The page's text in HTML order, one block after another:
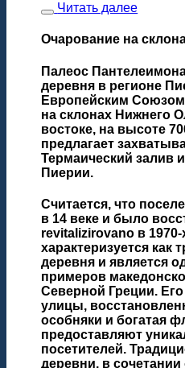
Читать далее
Очарование на
Палеос
деревня в регионе
Европейским
на склонах Нижнего
востоке, на высоте
предлагает
Термаический залив
Пиерии.
Считается, что
в 14 веке и было
revitalizirovano в
характеризуется как
деревня и является
примеров
Северной Греции.
улицы,
особняки и богатая
предоставляют
посетителей.
деревни, в